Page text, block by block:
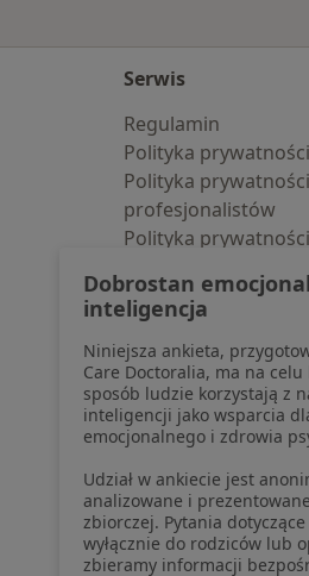
Serwis
Regulamin
Polityka
Polityka prywatności
profesjonalistów
Polityka
pozyskaliśmy
Polityka cookies
Jak działają wyniki
Dostępność
O nas
Praca Rekrutujemy!
Partnerzy
Centrum prasowe
Kontakt
Dobrostan
inteligencja
Niniejsza ankieta,
Care Doctoralia, ma na
sposób ludzie korzystają z
inteligencji jako wsparcia
emocjonalnego i zdrowia
Udział w ankiecie jest
analizowane i
zbiorczej. Pytania
wyłącznie do rodziców lub
zbieramy informacji